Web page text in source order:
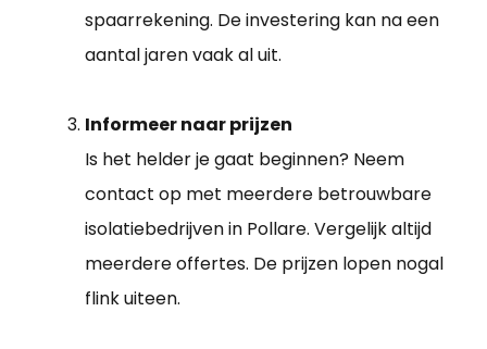
spaarrekening. De investering kan na een
aantal jaren vaak al uit.
Informeer naar prijzen
Is het helder je gaat beginnen? Neem
contact op met meerdere betrouwbare
isolatiebedrijven in Pollare. Vergelijk altijd
meerdere offertes. De prijzen lopen nogal
flink uiteen.